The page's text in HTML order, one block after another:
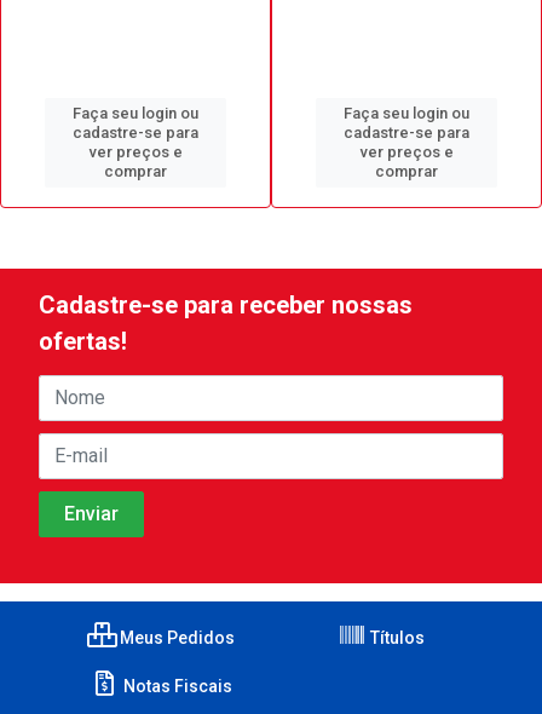
Faça seu login ou
cadastre-se para
ver preços e
comprar
Faça seu login ou
cadastre-se para
ver preços e
comprar
Cadastre-se para receber nossas
ofertas!
Meus Pedidos Títulos
Notas Fiscais